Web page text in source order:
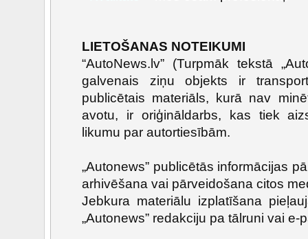
LIETOŠANAS NOTEIKUMI
“AutoNews.lv” (Turpmāk tekstā
galvenais ziņu objekts ir
publicētais materiāls, kurā nav
avotu, ir oriģināldarbs, kas tiek
likumu par autortiesībām.
„Autonews” publicētās informācijas
arhivēšana vai pārveidošana citos
Jebkura materiālu izplatīšana
„Autonews” redakciju pa tālruni vai e-